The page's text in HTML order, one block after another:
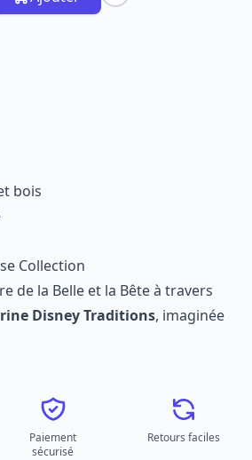
bois
Collection
de la Belle et la Bête à travers
Disney Traditions, imaginée
Paiement
sécurisé
Retours faciles